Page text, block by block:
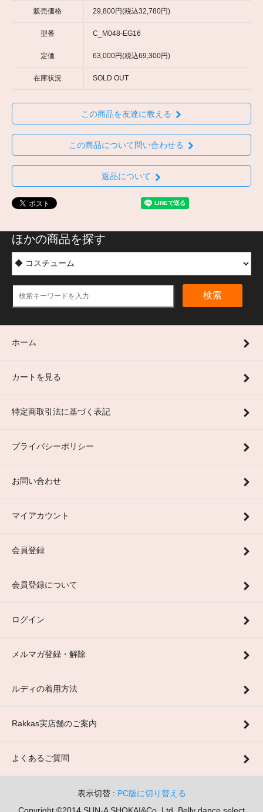
販売価格 29,800円(税込32,780円)
型番 C_M048-EG16
定価 63,000円(税込69,300円)
在庫状況 SOLD OUT
この商品を友達に教える
この商品について問い合わせる
返品について
ほかの商品を探す
検索
ホーム
カートを見る
特定商取引法に基づく表記
プライバシーポリシー
お問い合わせ
マイアカウント
会員登録
会員登録について
ログイン
メルマガ登録・解除
ルディの着用方法
Rakkas実店舗のご案内
よくあるご質問
表示切替 : PC版に切り替える